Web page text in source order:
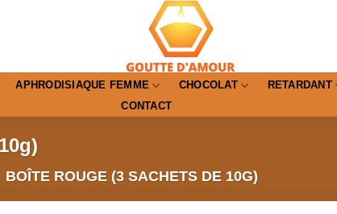
APHRODISIAQUE FEMME CHOCOLAT RETARDANT
CONTACT
BOÎTE ROUGE (3 SACHETS DE 10G)